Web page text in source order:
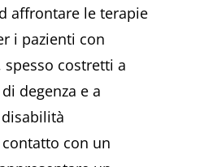
affrontare le terapie
i pazienti con
costretti a
degenza e a
con un